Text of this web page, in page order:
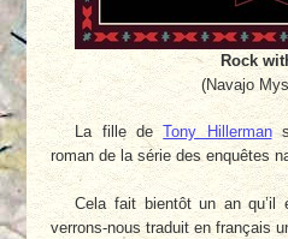
Rock
(Navajo
La fille deTony Hillerman
roman de la série des enquêtes
Cela fait bientôt un an qu’il
verrons-nous traduit en français